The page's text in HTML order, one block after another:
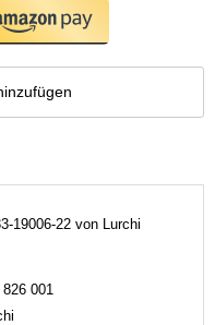
19006-22 von Lurchi
001